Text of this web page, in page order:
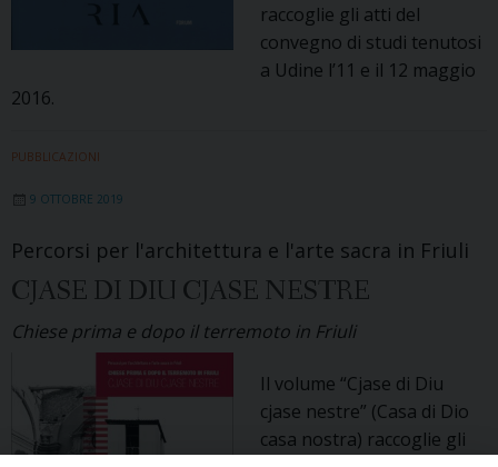
raccoglie gli atti del
convegno di studi tenutosi
a Udine l’11 e il 12 maggio
2016.
PUBBLICAZIONI
9 OTTOBRE 2019
Percorsi per l'architettura e l'arte sacra in Friuli
CJASE DI DIU CJASE NESTRE
Chiese prima e dopo il terremoto in Friuli
Il volume “Cjase di Diu
cjase nestre” (Casa di Dio
casa nostra) raccoglie gli